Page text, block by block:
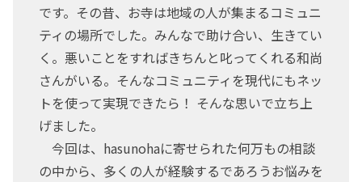
です。その昔、お寺は地域の人が集まるコミュニ
ティの場所でした。みんなで助け合い、生きてい
く。悪いことをすればきちんと叱ってくれる和尚
さんがいる。そんなコミュニティを現代にもネッ
トを使って実現できたら！ そんな思いで立ち上
げました。
今回は、hasunohaに寄せられた何万もの相談
の中から、多くの人が経験するであろうお悩みを